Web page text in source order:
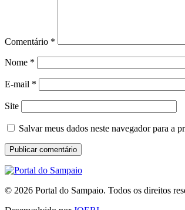
Comentário *
Nome *
E-mail *
Site
Salvar meus dados neste navegador para a
© 2026 Portal do Sampaio. Todos os direitos